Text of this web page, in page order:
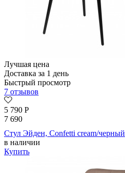
Лучшая цена
Доставка за 1 день
Быстрый просмотр
7 отзывов
5 790 Р
7 690
Стул Эйден, Confetti cream/черный
в наличии
Купить